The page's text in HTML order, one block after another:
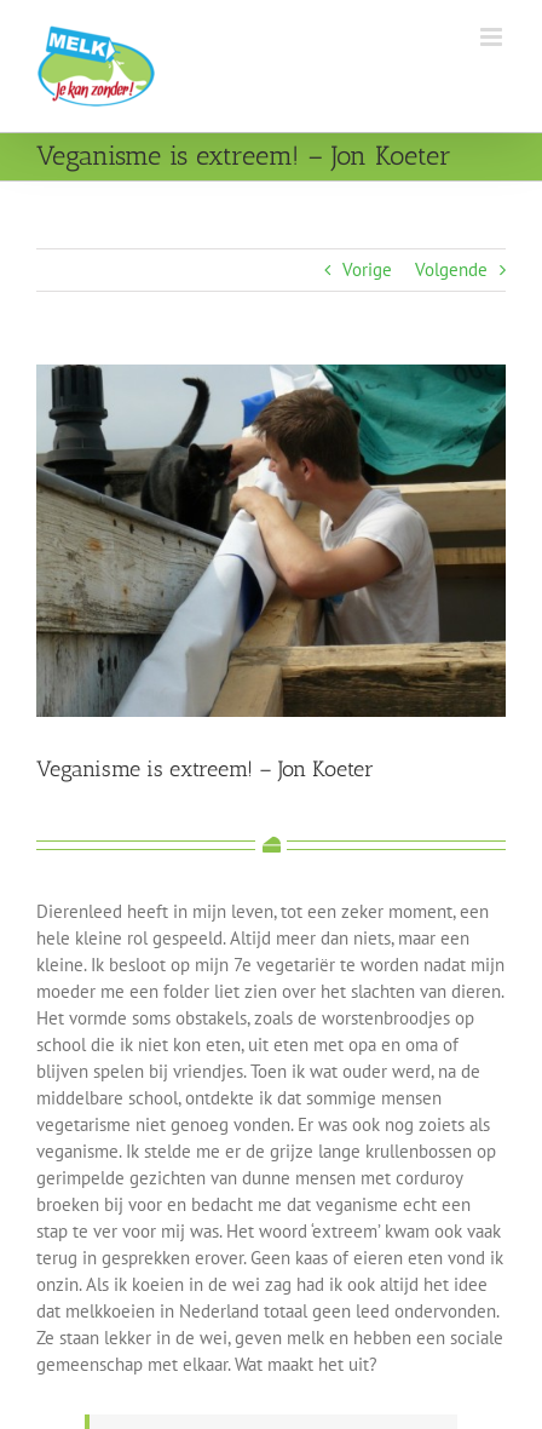
inhoud
Veganisme is extreem! – Jon Koeter
Vorige Volgende
Veganisme is extreem! – Jon Koeter
Dierenleed heeft in mijn leven, tot een zeker moment, een
hele kleine rol gespeeld. Altijd meer dan niets, maar een
kleine. Ik besloot op mijn 7e vegetariër te worden nadat mijn
moeder me een folder liet zien over het slachten van dieren.
Het vormde soms obstakels, zoals de worstenbroodjes op
school die ik niet kon eten, uit eten met opa en oma of
blijven spelen bij vriendjes. Toen ik wat ouder werd, na de
middelbare school, ontdekte ik dat sommige mensen
vegetarisme niet genoeg vonden. Er was ook nog zoiets als
veganisme. Ik stelde me er de grijze lange krullenbossen op
gerimpelde gezichten van dunne mensen met corduroy
broeken bij voor en bedacht me dat veganisme echt een
stap te ver voor mij was. Het woord ‘extreem’ kwam ook vaak
terug in gesprekken erover. Geen kaas of eieren eten vond ik
onzin. Als ik koeien in de wei zag had ik ook altijd het idee
dat melkkoeien in Nederland totaal geen leed ondervonden.
Ze staan lekker in de wei, geven melk en hebben een sociale
gemeenschap met elkaar. Wat maakt het uit?